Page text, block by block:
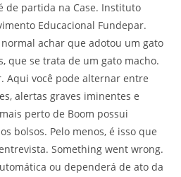
de partida na Case. Instituto
Educacional Fundepar.
achar que adotou um gato
que se trata de um gato macho.
Aqui você pode alternar entre
alertas graves iminentes e
perto de Boom possui
bolsos. Pelo menos, é isso que
Something went wrong.
ou dependerá de ato da